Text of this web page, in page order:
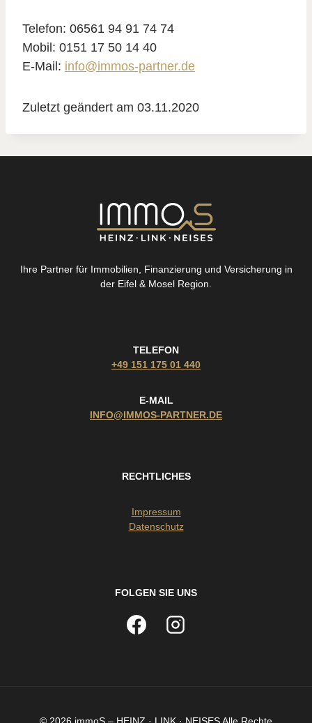
Telefon: 06561 94 91 74 74
Mobil: 0151 17 50 14 40
E-Mail: info@immos-partner.de
Zuletzt geändert am 03.11.2020
Ihre Partner für Immobilien, Finanzierung und Versicherung in
der Eifel & Mosel Region.
TELEFON
+49 151 175 01 440
E-MAIL
INFO@IMMOS-PARTNER.DE
RECHTLICHES
Impressum
Datenschutz
FOLGEN SIE UNS